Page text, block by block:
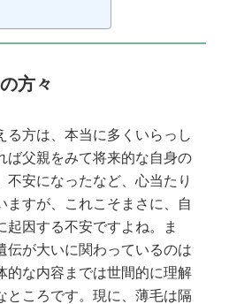
方々
る方は、本当に多くいらっし
ば父親をみて将来的な自身の
不安になったなど、心当たり
ますが、これこそまさに、自
起因する不安ですよね。ま
伝が大いに関わっているのは
的な内容までは世間的に理解
ところです。現に、薄毛は隔